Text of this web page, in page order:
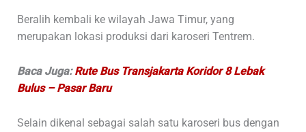
Beralih kembali ke wilayah Jawa Timur, yang
merupakan lokasi produksi dari karoseri Tentrem.
Baca Juga:Rute Bus Transjakarta Koridor 8 Lebak
Bulus – Pasar Baru
Selain dikenal sebagai salah satu karoseri bus dengan